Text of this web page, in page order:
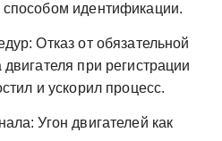
идентификации.
Отказ от обязательной
при регистрации
и ускорил процесс.
Угон двигателей как